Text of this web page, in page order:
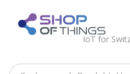
content
IoT for